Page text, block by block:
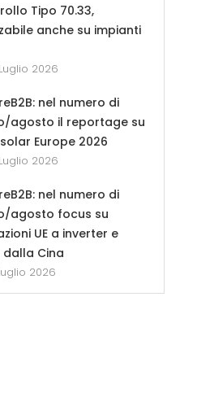
Tipo 70.33,
anche su impianti
2026
nel numero di
agosto il reportage su
Europe 2026
2026
nel numero di
agosto focus su
UE a inverter e
dalla Cina
2026